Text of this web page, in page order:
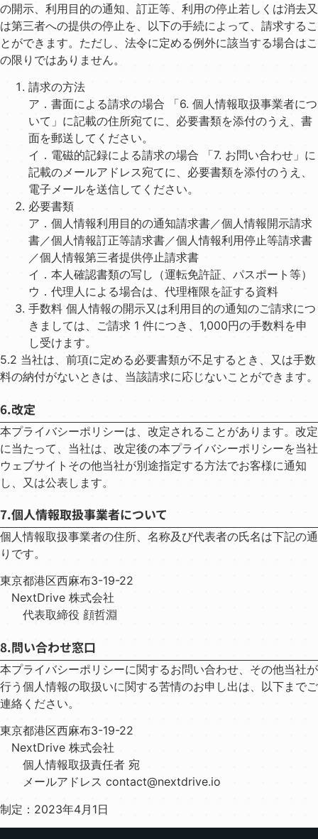
の開⽰、利⽤⽬的の通知、訂正等、利⽤の停⽌若しくは消去⼜
は第三者への提供の停⽌を、以下の⼿続によって、請求するこ
とができます。ただし、法令に定める例外に該当する場合はこ
の限りではありません。
請求の⽅法
ア．書⾯による請求の場合 「6. 個⼈情報取扱事業者につ
いて」に記載の住所宛てに、必要書類を添付のうえ、書
⾯を郵送してください。
イ．電磁的記録による請求の場合 「7. お問い合わせ」に
記載のメールアドレス宛てに、必要書類を添付のうえ、
電⼦メールを送信してください。
必要書類
ア．個⼈情報利⽤⽬的の通知請求書／個⼈情報開⽰請求
書／個⼈情報訂正等請求書／個⼈情報利⽤停⽌等請求書
／個⼈情報第三者提供停⽌請求書
イ．本⼈確認書類の写し（運転免許証、パスポート等）
ウ．代理⼈による場合は、代理権限を証する資料
⼿数料 個⼈情報の開⽰⼜は利⽤⽬的の通知のご請求につ
きましては、ご請求 1 件につき、1,000円の⼿数料を申
し受けます。
5.2 当社は、前項に定める必要書類が不⾜するとき、⼜は⼿数
料の納付がないときは、当該請求に応じないことができます。
6.改定
本プライバシーポリシーは、改定されることがあります。改定
に当たって、当社は、改定後の本プライバシーポリシーを当社
ウェブサイトその他当社が別途指定する⽅法でお客様に通知
し、⼜は公表します。
7.個⼈情報取扱事業者について
個⼈情報取扱事業者の住所、名称及び代表者の⽒名は下記の通
りです。
東京都港区⻄⿇布3-19-22
NextDrive 株式会社
代表取締役 顔哲淵
8.問い合わせ窓⼝
本プライバシーポリシーに関するお問い合わせ、その他当社が
⾏う個⼈情報の取扱いに関する苦情のお申し出は、以下までご
連絡ください。
東京都港区⻄⿇布3-19-22
NextDrive 株式会社
個⼈情報取扱責任者 宛
メールアドレス contact@nextdrive.io
制定：2023年4⽉1⽇